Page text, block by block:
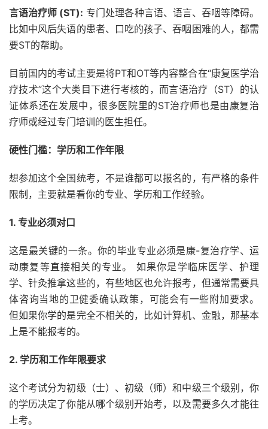
言语治疗师 (ST): 专门处理各种言语、语言、吞咽等障碍。
比如中风后失语的患者、口吃的孩子、吞咽困难的人，都需
要ST的帮助。
目前国内的考试主要是将PT和OT等内容整合在“康复医学治
疗技术”这个大类目下进行考核的，而言语治疗（ST）的认
证体系还在发展中，很多医院里的ST治疗师也是由康复治
疗师或经过专门培训的医生担任。
硬性门槛：学历和工作年限
想参加这个全国统考，不是谁都可以报名的，有严格的条件
限制，主要就是看你的专业、学历和工作经验。
1. 专业必须对口
这是最关键的一条。你的毕业专业必须是康-复治疗学、运
动康复等直接相关的专业。 如果你是学临床医学、护理
学、针灸推拿这些的，有些地区也允许报考，但通常需要具
体咨询当地的卫健委确认政策，可能会有一些附加要求。
但如果你学的是完全不相关的，比如计算机、金融，那基本
上是不能报考的。
2. 学历和工作年限要求
这个考试分为初级（士）、初级（师）和中级三个级别，你
的学历决定了你能从哪个级别开始考，以及需要多久才能往
上考。